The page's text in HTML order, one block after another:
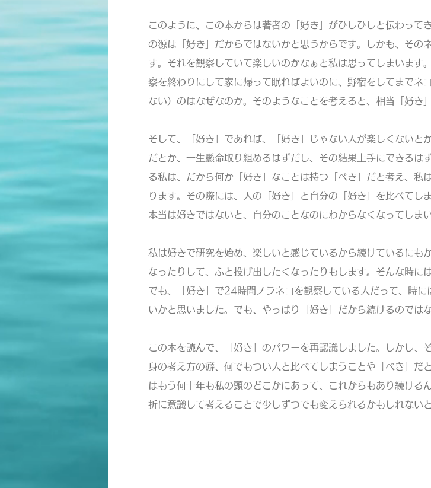
このように、この本からは著者の「好き」がひしひしと伝わっ
の源は「好き」だからではないかと思うからです。しかも、そ
す。それを観察していて楽しいのかなぁと私は思ってしまいます
察を終わりにして家に帰って眠ればよいのに、野宿をしてまでネ
ない）のはなぜなのか。そのようなことを考えると、相当「好き
そして、「好き」であれば、「好き」じゃない人が楽しくないと
だとか、一生懸命取り組めるはずだし、その結果上手にできるは
る私は、だから何か「好き」なことは持つ「べき」だと考え、私
ります。その際には、人の「好き」と自分の「好き」を比べてし
本当は好きではないと、自分のことなのにわからなくなってしまい
私は好きで研究を始め、楽しいと感じているから続けているにも
なったりして、ふと投げ出したくなったりもします。そんな時に
でも、「好き」で24時間ノラネコを観察している人だって、時
いかと思いました。でも、やっぱり「好き」だから続けるのではな
この本を読んで、「好き」のパワーを再認識しました。しかし、
身の考え方の癖、何でもつい人と比べてしまうことや「べき」だ
はもう何十年も私の頭のどこかにあって、これからもあり続ける
折に意識して考えることで少しずつでも変えられるかもしれない